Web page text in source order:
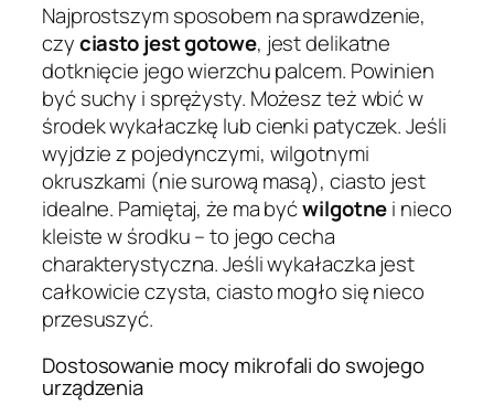
Najprostszym sposobem na sprawdzenie,
czyciasto jest gotowe, jest delikatne
dotknięcie jego wierzchu palcem. Powinien
być suchy i sprężysty. Możesz też wbić w
środek wykałaczkę lub cienki patyczek. Jeśli
wyjdzie z pojedynczymi, wilgotnymi
okruszkami (nie surową masą), ciasto jest
idealne. Pamiętaj, że ma byćwilgotnei nieco
kleiste w środku – to jego cecha
charakterystyczna. Jeśli wykałaczka jest
całkowicie czysta, ciasto mogło się nieco
przesuszyć.
Dostosowanie mocy mikrofali do swojego
urządzenia